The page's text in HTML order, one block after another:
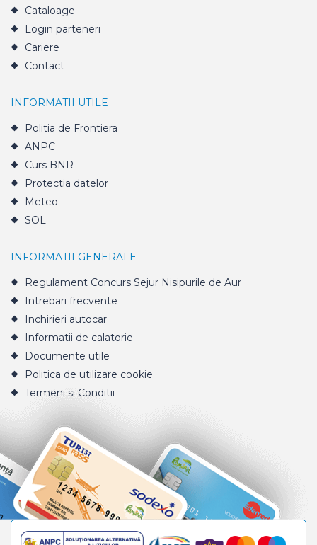
Cataloage
Login parteneri
Cariere
Contact
INFORMATII UTILE
Politia de Frontiera
ANPC
Curs BNR
Protectia datelor
Meteo
SOL
INFORMATII GENERALE
Regulament Concurs Sejur Nisipurile de Aur
Intrebari frecvente
Inchirieri autocar
Informatii de calatorie
Documente utile
Politica de utilizare cookie
Termeni si Conditii